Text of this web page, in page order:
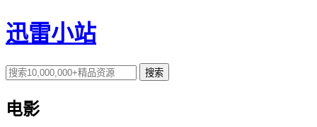
迅雷小站
搜索
电影